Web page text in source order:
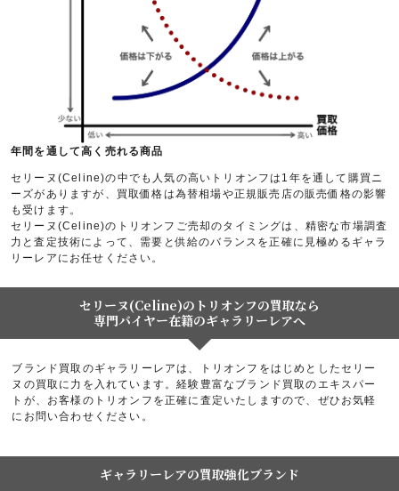
年間を通して高く売れる商品
セリーヌ(Celine)の中でも人気の高いトリオンフは1年を通して購買ニ
ーズがありますが、買取価格は為替相場や正規販売店の販売価格の影響
も受けます。
セリーヌ(Celine)のトリオンフご売却のタイミングは、精密な市場調査
力と査定技術によって、需要と供給のバランスを正確に見極めるギャラ
リーレアにお任せください。
セリーヌ(Celine)のトリオンフの買取なら
専門バイヤー在籍のギャラリーレアへ
ブランド買取のギャラリーレアは、トリオンフをはじめとしたセリー
ヌの買取に力を入れています。経験豊富なブランド買取のエキスパー
トが、お客様のトリオンフを正確に査定いたしますので、ぜひお気軽
にお問い合わせください。
ギャラリーレアの買取強化ブランド